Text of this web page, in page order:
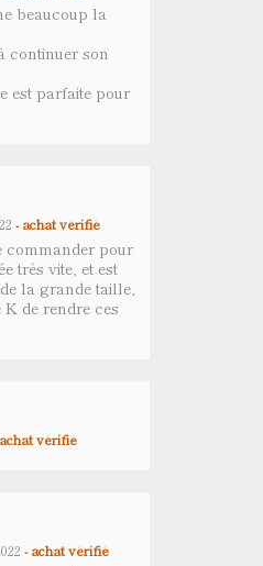
beaucoup la
continuer son
est parfaite pour
- achat vérifié
commander pour
très vite, et est
la grande taille,
de rendre ces
vérifié
- achat vérifié